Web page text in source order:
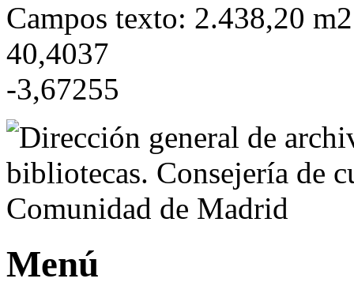
Campos texto: 2.438,20
40,4037
-3,67255
Menú